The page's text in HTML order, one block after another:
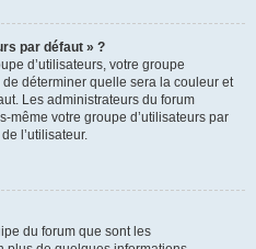
par défaut » ?
d’utilisateurs, votre groupe
déterminer quelle sera la couleur et
Les administrateurs du forum
même votre groupe d’utilisateurs par
l’utilisateur.
du forum que sont les